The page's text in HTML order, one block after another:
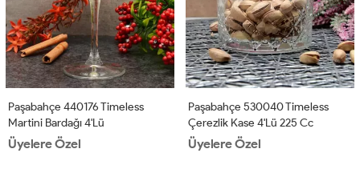
Paşabahçe 440176 Timeless
Martini Bardağı 4'lü
Üyelere Özel
Paşabahçe 530040 Timeless
Çerezlik Kase 4'lü 225 Cc
Üyelere Özel